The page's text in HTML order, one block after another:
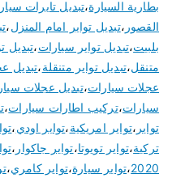
بطارية السيارة،تبديل تايرات
القصور ،تبديل تواير امام المنزل،
بلبيت،تبديل تواير سيارات،تبديل
متنقل،تبديل تواير متنقلة،تبديل
عجلات سيارات،تبديل عجلات
سيارات،تركيب اطارات سيارات،
تواير ،تواير امريكية،تواير اودي،
تركية،تواير تويوتا،تواير جاكوار ،
2020،تواير سيارة،تواير كامري،